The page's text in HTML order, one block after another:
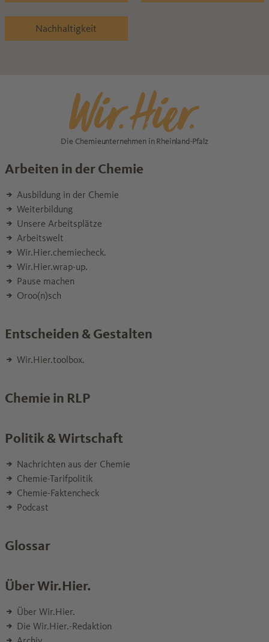
Nachhaltigkeit
Die Chemieunternehmen in Rheinland-Pfalz
Arbeiten in der Chemie
Ausbildung in der Chemie
Weiterbildung
Unsere Arbeitsplätze
Arbeitswelt
Wir.Hier.chemiecheck.
Wir.Hier.wrap-up.
Pause machen
Oroo(n)sch
Entscheiden & Gestalten
Wir.Hier.toolbox.
Chemie in RLP
Politik & Wirtschaft
Nachrichten aus der Chemie
Chemie-Tarifpolitik
Chemie-Faktencheck
Podcast
Glossar
Über Wir.Hier.
Über Wir.Hier.
Die Wir.Hier.-Redaktion